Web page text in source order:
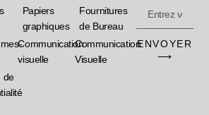
de
Papiers
graphiques
Communication
visuelle
Fournitures
de Bureau
Communication
Visuelle
ENVOYER
⟶